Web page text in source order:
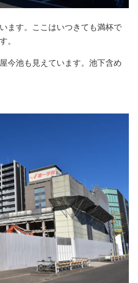
ます。ここはいつきても満杯で
。
今池も見えています。池下含め